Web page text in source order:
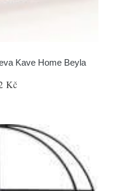
Kave Home Beyla
Kč